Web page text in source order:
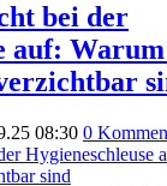
bei der
auf:
08:30 0